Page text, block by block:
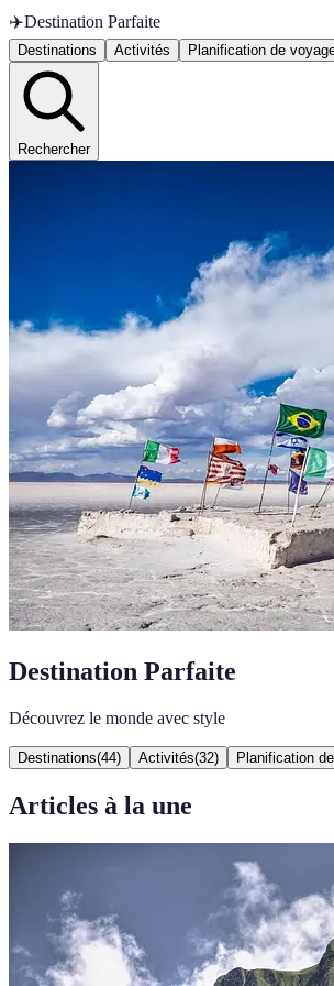
✈️Destination Parfaite
Destinations Activités Planification de
Rechercher
Destination Parfaite
Découvrez le monde avec style
Destinations(44) Activités(32) Planification
Articles à la une